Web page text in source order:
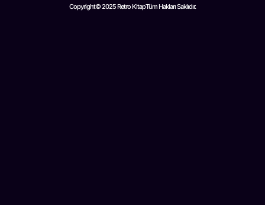
Copyright© 2025 Retro KitapTüm Hakları Saklıdır.